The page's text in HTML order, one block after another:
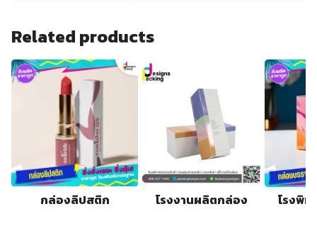
Related products
กล่องลิปสติก โรงงานผลิตกล่อง
โรงพิ